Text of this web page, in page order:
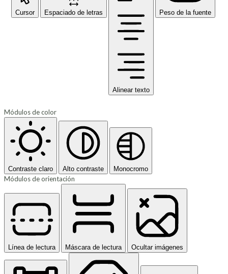
Cursor Espaciado de letras
Alinear texto
Peso de la fuente
Módulos de color
Contraste claro Alto contraste Monocromo
Módulos de orientación
Línea de lectura Máscara de lectura Ocultar imágenes